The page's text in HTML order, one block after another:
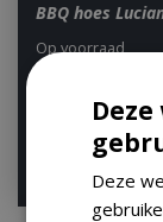
BBQ hoes
95
Op voorraad
Deze